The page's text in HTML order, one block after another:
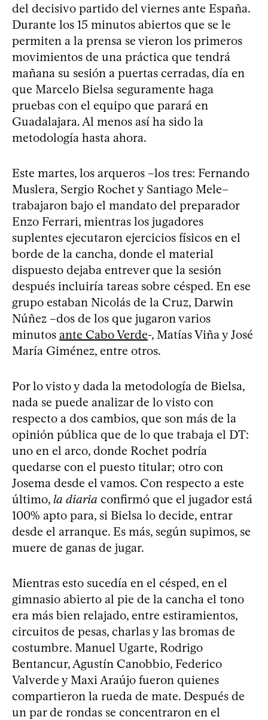
del decisivo partido del viernes ante España.
Durante los 15 minutos abiertos que se le
permiten a la prensa se vieron los primeros
movimientos de una práctica que tendrá
mañana su sesión a puertas cerradas, día en
que Marcelo Bielsa seguramente haga
pruebas con el equipo que parará en
Guadalajara. Al menos así ha sido la
metodología hasta ahora.
Este martes, los arqueros –los tres: Fernando
Muslera, Sergio Rochet y Santiago Mele–
trabajaron bajo el mandato del preparador
Enzo Ferrari, mientras los jugadores
suplentes ejecutaron ejercicios físicos en el
borde de la cancha, donde el material
dispuesto dejaba entrever que la sesión
después incluiría tareas sobre césped. En ese
grupo estaban Nicolás de la Cruz, Darwin
Núñez –dos de los que jugaron varios
minutos ante Cabo Verde-, Matías Viña y José
María Giménez, entre otros.
Por lo visto y dada la metodología de Bielsa,
nada se puede analizar de lo visto con
respecto a dos cambios, que son más de la
opinión pública que de lo que trabaja el DT:
uno en el arco, donde Rochet podría
quedarse con el puesto titular; otro con
Josema desde el vamos. Con respecto a este
último, la diaria confirmó que el jugador está
100% apto para, si Bielsa lo decide, entrar
desde el arranque. Es más, según supimos, se
muere de ganas de jugar.
Mientras esto sucedía en el césped, en el
gimnasio abierto al pie de la cancha el tono
era más bien relajado, entre estiramientos,
circuitos de pesas, charlas y las bromas de
costumbre. Manuel Ugarte, Rodrigo
Bentancur, Agustín Canobbio, Federico
Valverde y Maxi Araújo fueron quienes
compartieron la rueda de mate. Después de
un par de rondas se concentraron en el